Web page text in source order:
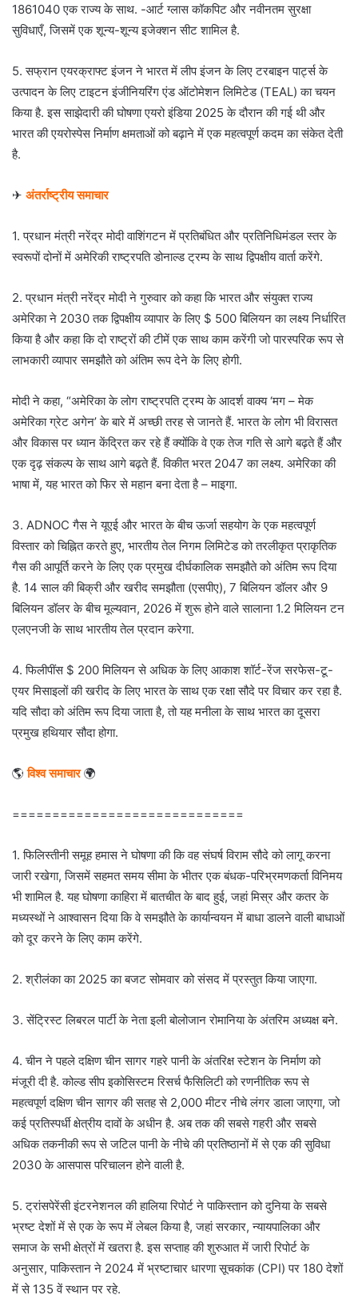
1861040 एक राज्य के साथ. -आर्ट ग्लास कॉकपिट और नवीनतम सुरक्षा
सुविधाएँ, जिसमें एक शून्य-शून्य इजेक्शन सीट शामिल है.
5. सफ्रान एयरक्राफ्ट इंजन ने भारत में लीप इंजन के लिए टरबाइन पार्ट्स के
उत्पादन के लिए टाइटन इंजीनियरिंग एंड ऑटोमेशन लिमिटेड (TEAL) का चयन
किया है. इस साझेदारी की घोषणा एयरो इंडिया 2025 के दौरान की गई थी और
भारत की एयरोस्पेस निर्माण क्षमताओं को बढ़ाने में एक महत्वपूर्ण कदम का संकेत देती
है.
✈ अंतर्राष्ट्रीय समाचार
1. प्रधान मंत्री नरेंद्र मोदी वाशिंगटन में प्रतिबंधित और प्रतिनिधिमंडल स्तर के
स्वरूपों दोनों में अमेरिकी राष्ट्रपति डोनाल्ड ट्रम्प के साथ द्विपक्षीय वार्ता करेंगे.
2. प्रधान मंत्री नरेंद्र मोदी ने गुरुवार को कहा कि भारत और संयुक्त राज्य
अमेरिका ने 2030 तक द्विपक्षीय व्यापार के लिए $ 500 बिलियन का लक्ष्य निर्धारित
किया है और कहा कि दो राष्ट्रों की टीमें एक साथ काम करेंगी जो पारस्परिक रूप से
लाभकारी व्यापार समझौते को अंतिम रूप देने के लिए होगी.
मोदी ने कहा, “अमेरिका के लोग राष्ट्रपति ट्रम्प के आदर्श वाक्य ‘मग – मेक
अमेरिका ग्रेट अगेन’ के बारे में अच्छी तरह से जानते हैं. भारत के लोग भी विरासत
और विकास पर ध्यान केंद्रित कर रहे हैं क्योंकि वे एक तेज गति से आगे बढ़ते हैं और
एक दृढ़ संकल्प के साथ आगे बढ़ते हैं. विकीत भरत 2047 का लक्ष्य. अमेरिका की
भाषा में, यह भारत को फिर से महान बना देता है – माइगा.
3. ADNOC गैस ने यूएई और भारत के बीच ऊर्जा सहयोग के एक महत्वपूर्ण
विस्तार को चिह्नित करते हुए, भारतीय तेल निगम लिमिटेड को तरलीकृत प्राकृतिक
गैस की आपूर्ति करने के लिए एक प्रमुख दीर्घकालिक समझौते को अंतिम रूप दिया
है. 14 साल की बिक्री और खरीद समझौता (एसपीए), 7 बिलियन डॉलर और 9
बिलियन डॉलर के बीच मूल्यवान, 2026 में शुरू होने वाले सालाना 1.2 मिलियन टन
एलएनजी के साथ भारतीय तेल प्रदान करेगा.
4. फिलीपींस $ 200 मिलियन से अधिक के लिए आकाश शॉर्ट-रेंज सरफेस-टू-
एयर मिसाइलों की खरीद के लिए भारत के साथ एक रक्षा सौदे पर विचार कर रहा है.
यदि सौदा को अंतिम रूप दिया जाता है, तो यह मनीला के साथ भारत का दूसरा
प्रमुख हथियार सौदा होगा.
🌎विश्व समाचार 🌍
=============================
1. फिलिस्तीनी समूह हमास ने घोषणा की कि वह संघर्ष विराम सौदे को लागू करना
जारी रखेगा, जिसमें सहमत समय सीमा के भीतर एक बंधक-परिभ्रमणकर्ता विनिमय
भी शामिल है. यह घोषणा काहिरा में बातचीत के बाद हुई, जहां मिस्र और कतर के
मध्यस्थों ने आश्वासन दिया कि वे समझौते के कार्यान्वयन में बाधा डालने वाली बाधाओं
को दूर करने के लिए काम करेंगे.
2. श्रीलंका का 2025 का बजट सोमवार को संसद में प्रस्तुत किया जाएगा.
3. सेंट्रिस्ट लिबरल पार्टी के नेता इली बोलोजान रोमानिया के अंतरिम अध्यक्ष बने.
4. चीन ने पहले दक्षिण चीन सागर गहरे पानी के अंतरिक्ष स्टेशन के निर्माण को
मंजूरी दी है. कोल्ड सीप इकोसिस्टम रिसर्च फैसिलिटी को रणनीतिक रूप से
महत्वपूर्ण दक्षिण चीन सागर की सतह से 2,000 मीटर नीचे लंगर डाला जाएगा, जो
कई प्रतिस्पर्धी क्षेत्रीय दावों के अधीन है. अब तक की सबसे गहरी और सबसे
अधिक तकनीकी रूप से जटिल पानी के नीचे की प्रतिष्ठानों में से एक की सुविधा
2030 के आसपास परिचालन होने वाली है.
5. ट्रांसपेरेंसी इंटरनेशनल की हालिया रिपोर्ट ने पाकिस्तान को दुनिया के सबसे
भ्रष्ट देशों में से एक के रूप में लेबल किया है, जहां सरकार, न्यायपालिका और
समाज के सभी क्षेत्रों में खतरा है. इस सप्ताह की शुरुआत में जारी रिपोर्ट के
अनुसार, पाकिस्तान ने 2024 में भ्रष्टाचार धारणा सूचकांक (CPI) पर 180 देशों
में से 135 वें स्थान पर रहे.